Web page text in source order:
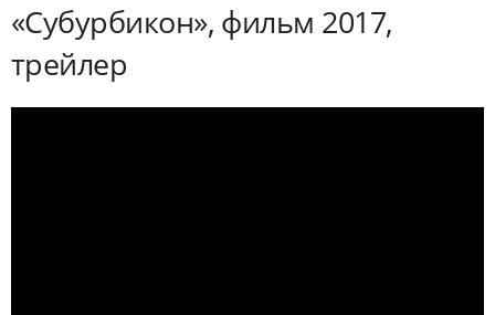
«Субурбикон», фильм 2017,
трейлер